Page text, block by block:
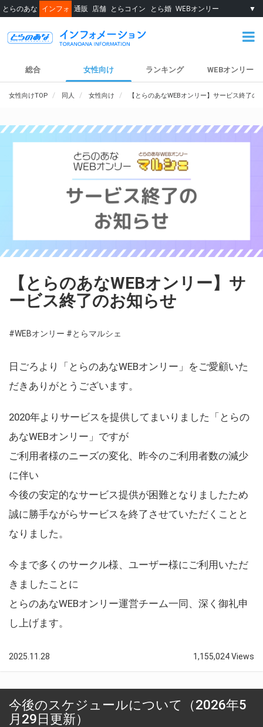
とらのあな インフォ 通販 店舗 とらコイン とら婚 WEBオンリー ▼
総合 女性向け ランキング WEBオンリー
女性向けTOP 同人 女性向け 【とらのあなWEBオンリー】サービス終了の
【とらのあなWEBオンリー】サ
ービス終了のお知らせ
#WEBオンリー #とらマルシェ
日ごろより「とらのあなWEBオンリー」をご愛顧いた
だきありがとうございます。
2020年よりサービスを提供してまいりました「とらの
あなWEBオンリー」ですが
ご利用者様のニーズの変化、昨今のご利用者数の減少
に伴い
今後の安定的なサービス提供が困難となりましたため
誠に勝手ながらサービスを終了させていただくことと
なりました。
今まで多くのサークル様、ユーザー様にご利用いただ
きましたことに
とらのあなWEBオンリー運営チーム一同、深く御礼申
し上げます。
2025.11.28 1,155,024 Views
今後のスケジュールについて（2026年5
月29日更新）